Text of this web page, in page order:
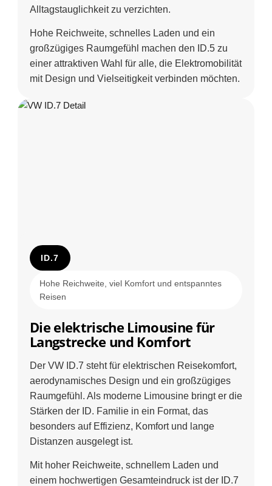
Alltagstauglichkeit zu verzichten.
Hohe Reichweite, schnelles Laden und ein
großzügiges Raumgefühl machen den ID.5 zu
einer attraktiven Wahl für alle, die Elektromobilität
mit Design und Vielseitigkeit verbinden möchten.
ID.7
Hohe Reichweite, viel Komfort und entspanntes
Reisen
Die elektrische Limousine für
Langstrecke und Komfort
Der VW ID.7 steht für elektrischen Reisekomfort,
aerodynamisches Design und ein großzügiges
Raumgefühl. Als moderne Limousine bringt er die
Stärken der ID. Familie in ein Format, das
besonders auf Effizienz, Komfort und lange
Distanzen ausgelegt ist.
Mit hoher Reichweite, schnellem Laden und
einem hochwertigen Gesamteindruck ist der ID.7